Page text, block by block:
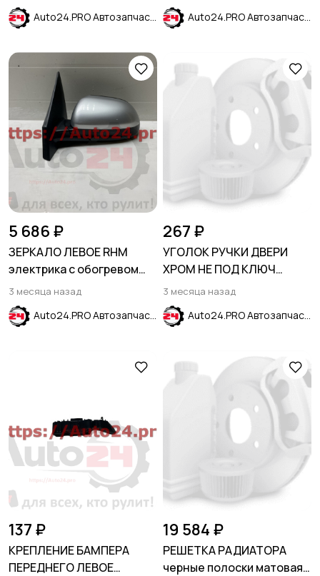
Auto24.PRO Автозапчасти Auto24.PRO Автозапчасти
5 686 ₽
ЗЕРКАЛО ЛЕВОЕ RHM
электрика с обогревом
без указателя поворота
KIA RIO IV 2017-
3 месяца назад
Auto24.PRO Автозапчасти
267 ₽
УГОЛОК РУЧКИ ДВЕРИ
ХРОМ НЕ ПОД КЛЮЧ
NISSAN TEANA (J32) 2008-
2013
3 месяца назад
Auto24.PRO Автозапчасти
137 ₽
КРЕПЛЕНИЕ БАМПЕРА
ПЕРЕДНЕГО ЛЕВОЕ
19 584 ₽
РЕШЕТКА РАДИАТОРА
черные полоски матовая